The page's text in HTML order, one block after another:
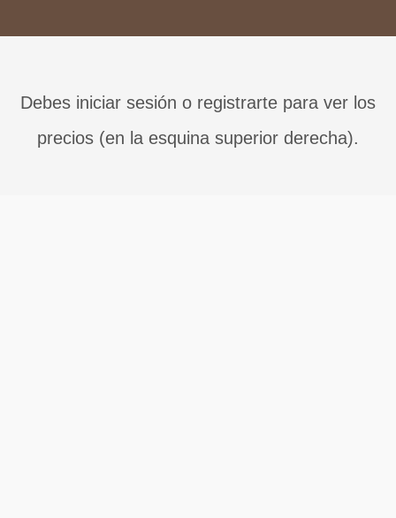
Debes iniciar sesión o registrarte para ver los
precios (en la esquina superior derecha).